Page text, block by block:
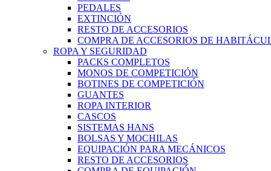
PEDALES
EXTINCIÓN
RESTO DE ACCESORIOS
COMPRA DE ACCESORIOS DE
ROPA Y SEGURIDAD
PACKS COMPLETOS
MONOS DE COMPETICIÓN
BOTINES DE COMPETICIÓN
GUANTES
ROPA INTERIOR
CASCOS
SISTEMAS HANS
BOLSAS Y MOCHILAS
EQUIPACIÓN PARA MECÁNICOS
RESTO DE ACCESORIOS